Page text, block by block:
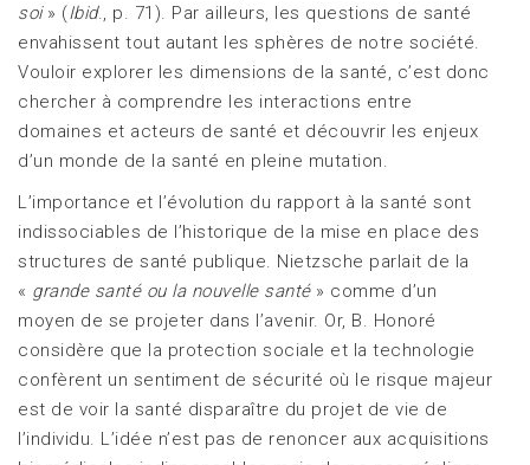
soi » (Ibid., p. 71). Par ailleurs, les questions de santé
envahissent tout autant les sphères de notre société.
Vouloir explorer les dimensions de la santé, c’est donc
chercher à comprendre les interactions entre
domaines et acteurs de santé et découvrir les enjeux
d’un monde de la santé en pleine mutation.
L’importance et l’évolution du rapport à la santé sont
indissociables de l’historique de la mise en place des
structures de santé publique. Nietzsche parlait de la
« grande santé ou la nouvelle santé» comme d’un
moyen de se projeter dans l’avenir. Or, B. Honoré
considère que la protection sociale et la technologie
confèrent un sentiment de sécurité où le risque majeur
est de voir la santé disparaître du projet de vie de
l’individu. L’idée n’est pas de renoncer aux acquisitions